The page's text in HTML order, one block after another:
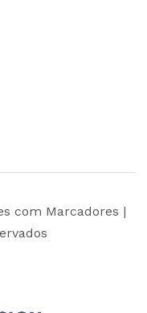
com Marcadores |